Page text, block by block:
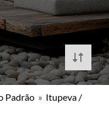
Padrão » Itupeva /